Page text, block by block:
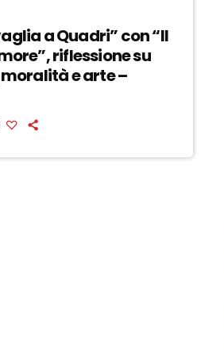
a Quadri” con “Il
riflessione su
e arte –